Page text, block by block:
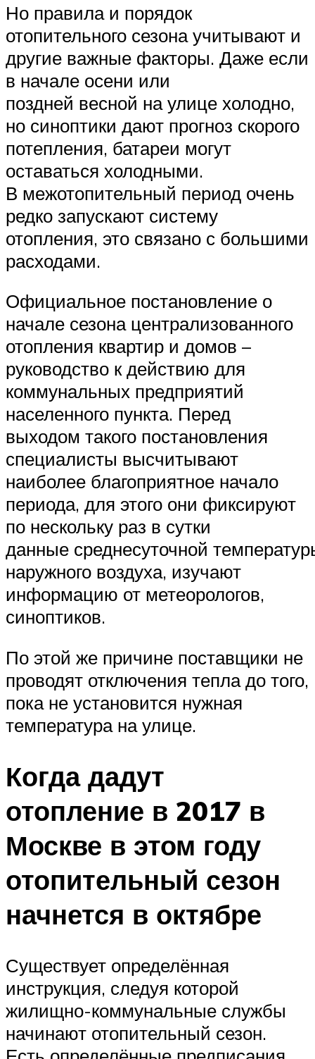
Но правила и порядок
отопительного сезона учитывают и
другие важные факторы. Даже если
в начале осени или
поздней весной на улице холодно,
но синоптики дают прогноз скорого
потепления, батареи могут
оставаться холодными.
В межотопительный период очень
редко запускают систему
отопления, это связано с большими
расходами.
Официальное постановление о
начале сезона централизованного
отопления квартир и домов –
руководство к действию для
коммунальных предприятий
населенного пункта. Перед
выходом такого постановления
специалисты высчитывают
наиболее благоприятное начало
периода, для этого они фиксируют
по нескольку раз в сутки
данные среднесуточной
наружного воздуха, изучают
информацию от метеорологов,
синоптиков.
По этой же причине поставщики не
проводят отключения тепла до того,
пока не установится нужная
температура на улице.
Когда дадут
отопление в 2017 в
Москве в этом году
отопительный сезон
начнется в октябре
Существует определённая
инструкция, следуя которой
жилищно-коммунальные службы
начинают отопительный сезон.